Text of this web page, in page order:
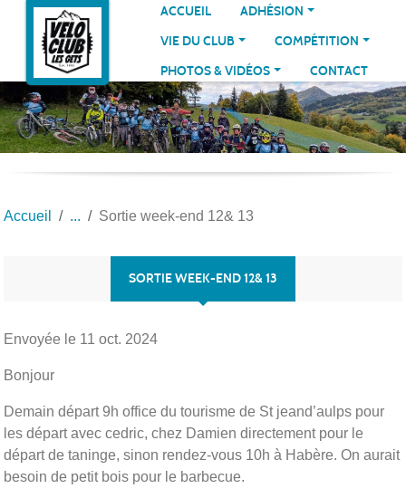
ACCUEIL
ADHÉSION
VIE DU CLUB
COMPÉTITION
PHOTOS & VIDÉOS
CONTACT
Accueil Sortie week-end 12& 13
SORTIE WEEK-END 12& 13
Envoyée le 11 oct. 2024
Bonjour
Demain départ 9h office du tourisme de St jeand’aulps pour
les départ avec cedric, chez Damien directement pour le
départ de taninge, sinon rendez-vous 10h à Habère. On aurait
besoin de petit bois pour le barbecue.
Panneau de gestion des cookies